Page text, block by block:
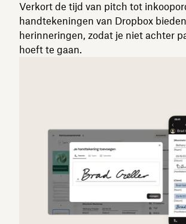
Verkort de tijd van pitch tot
handtekeningen van Dropbox
herinneringen, zodat je niet achter
hoeft te gaan.